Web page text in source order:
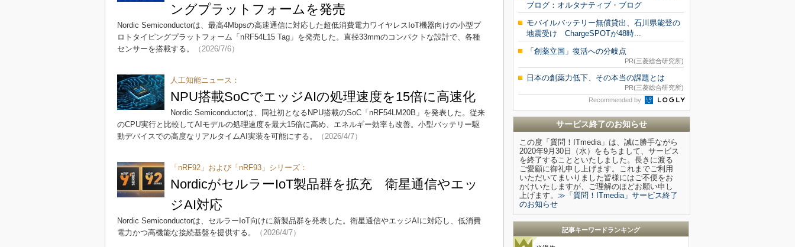
ングプラットフォームを発売
Nordic Semiconductorは、最高4Mbpsの高速通信に対応した超低消費電力ワイヤレスIoT機器向けの小型プ
ロトタイピングプラットフォーム「nRF54L15 Tag」を発売した。直径33mmのコンパクトな設計で、各種
センサーを搭載する。
（2026/7/6）
人工知能ニュース：
NPU搭載SoCでエッジAIの処理速度を15倍に高速化
Nordic Semiconductorは、同社初となるNPU搭載のSoC「nRF54LM20B」を発表した。従来
のCPU実行と比較してAIモデルの処理速度を最大15倍に高め、エネルギー効率も改善。小型バッテリー駆
動デバイスでの高度なリアルタイムAI実装を可能にする。
（2026/4/7）
「nRF92」および「nRF93」シリーズ：
NordicがセルラーIoT製品群を拡充 衛星通信やエッ
ジAI対応
Nordic Semiconductorは、セルラーIoT向けに新製品群を発表した。衛星通信やエッジAIに対応し、低消費
電力かつ高機能な接続基盤を提供する。
（2026/4/7）
ブログ：オルタナティブ・ブログ
モバイルバッテリー無償貸出、石川県能登の
地震受け ChargeSPOTが48時...
「創薬立国」復活への分岐点
PR(三菱総合研究所)
日本の創薬力低下、その本当の課題とは
PR(三菱総合研究所)
Recommended by
サービス終了のお知らせ
この度「質問！ITmedia」は、誠に勝手ながら
2020年9月30日（水）をもちまして、サービス
を終了することといたしました。長きに渡る
ご愛顧に御礼申し上げます。これまでご利用
いただいてまいりました皆様にはご不便をお
かけいたしますが、ご理解のほどお願い申し
上げます。 ≫「質問！ITmedia」サービス終了
のお知らせ
記事キーワードランキング